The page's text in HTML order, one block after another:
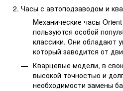
Часы с автоподзаводом и
Механические часы
пользуются особой
классики. Они обладают
который заводится от
Кварцевые модели, в
высокой точностью и
необходимости замены